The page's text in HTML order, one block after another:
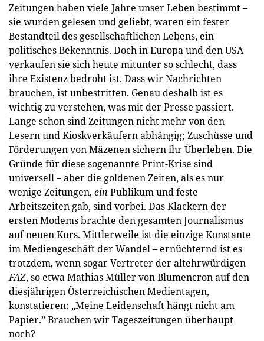
Zeitungen haben viele Jahre unser Leben bestimmt –
sie wurden gelesen und geliebt, waren ein fester
Bestandteil des gesellschaftlichen Lebens, ein
politisches Bekenntnis. Doch in Europa und den USA
verkaufen sie sich heute mitunter so schlecht, dass
ihre Existenz bedroht ist. Dass wir Nachrichten
brauchen, ist unbestritten. Genau deshalb ist es
wichtig zu verstehen, was mit der Presse passiert.
Lange schon sind Zeitungen nicht mehr von den
Lesern und Kioskverkäufern abhängig; Zuschüsse und
Förderungen von Mäzenen sichern ihr Überleben. Die
Gründe für diese sogenannte Print-Krise sind
universell – aber die goldenen Zeiten, als es nur
wenige Zeitungen, ein Publikum und feste
Arbeitszeiten gab, sind vorbei. Das Klackern der
ersten Modems brachte den gesamten Journalismus
auf neuen Kurs. Mittlerweile ist die einzige Konstante
im Mediengeschäft der Wandel – ernüchternd ist es
trotzdem, wenn sogar Vertreter der altehrwürdigen
FAZ, so etwa Mathias Müller von Blumencron auf den
diesjährigen Österreichischen Medientagen,
konstatieren: „Meine Leidenschaft hängt nicht am
Papier.” Brauchen wir Tageszeitungen überhaupt
noch?